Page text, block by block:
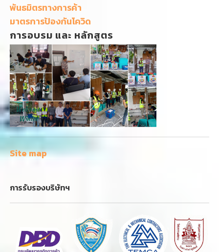
พันธมิตรทางการค้า
มาตรการป้องกันโควิด
การอบรม และ หลักสูตร
Site map
การรับรองบริษัทฯ